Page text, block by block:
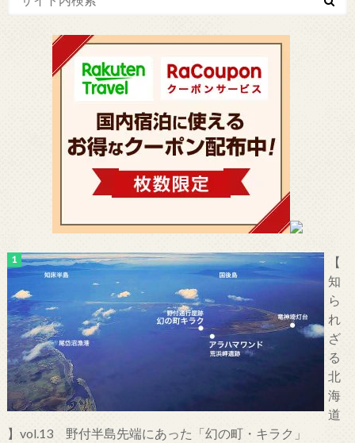
【
知
ら
れ
ざ
る
北
海
道
】vol.13 野付半島先端にあった「幻の町・キラク」